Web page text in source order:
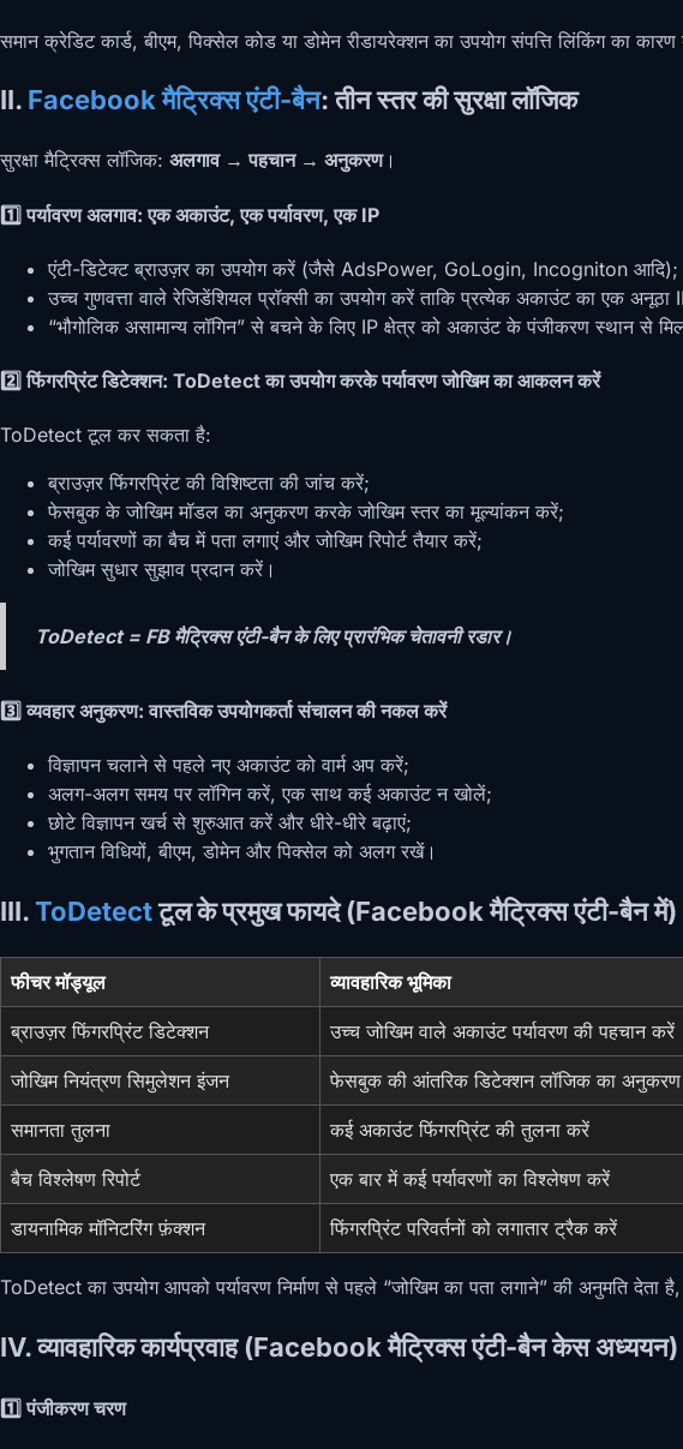
समान क्रेडिट कार्ड, बीएम, पिक्सेल कोड या डोमेन रीडायरेक्शन का उपयोग संपत्ति लिंकिंग का
II. Facebook मैट्रिक्स एंटी-बैन: तीन स्तर की सुरक्षा लॉजिक
सुरक्षा मैट्रिक्स लॉजिक: अलगाव → पहचान → अनुकरण।
1️⃣ पर्यावरण अलगाव: एक अकाउंट, एक पर्यावरण, एक IP
एंटी-डिटेक्ट ब्राउज़र का उपयोग करें (जैसे AdsPower, GoLogin, Incogniton आदि);
उच्च गुणवत्ता वाले रेजिडेंशियल प्रॉक्सी का उपयोग करें ताकि प्रत्येक अकाउंट का एक अनूठा
“भौगोलिक असामान्य लॉगिन” से बचने के लिए IP क्षेत्र को अकाउंट के पंजीकरण स्थान से
2️⃣ फिंगरप्रिंट डिटेक्शन: ToDetect का उपयोग करके पर्यावरण जोखिम का आकलन करें
ToDetect टूल कर सकता है:
ब्राउज़र फिंगरप्रिंट की विशिष्टता की जांच करें;
फेसबुक के जोखिम मॉडल का अनुकरण करके जोखिम स्तर का मूल्यांकन करें;
कई पर्यावरणों का बैच में पता लगाएं और जोखिम रिपोर्ट तैयार करें;
जोखिम सुधार सुझाव प्रदान करें।
ToDetect = FB मैट्रिक्स एंटी-बैन के लिए प्रारंभिक चेतावनी रडार।
3️⃣ व्यवहार अनुकरण: वास्तविक उपयोगकर्ता संचालन की नकल करें
विज्ञापन चलाने से पहले नए अकाउंट को वार्म अप करें;
अलग-अलग समय पर लॉगिन करें, एक साथ कई अकाउंट न खोलें;
छोटे विज्ञापन खर्च से शुरुआत करें और धीरे-धीरे बढ़ाएं;
भुगतान विधियों, बीएम, डोमेन और पिक्सेल को अलग रखें।
III.ToDetectटूल के प्रमुख फायदे (Facebook मैट्रिक्स एंटी-बैन में)
फीचर मॉड्यूल व्यावहारिक भूमिका
ब्राउज़र फिंगरप्रिंट डिटेक्शन उच्च जोखिम वाले अकाउंट पर्यावरण की पहचान करें
जोखिम नियंत्रण सिमुलेशन इंजन फेसबुक की आंतरिक डिटेक्शन लॉजिक का
समानता तुलना कई अकाउंट फिंगरप्रिंट की तुलना करें
बैच विश्लेषण रिपोर्ट एक बार में कई पर्यावरणों का विश्लेषण करें
डायनामिक मॉनिटरिंग फ़ंक्शन फिंगरप्रिंट परिवर्तनों को लगातार ट्रैक करें
ToDetect का उपयोग आपको पर्यावरण निर्माण से पहले “जोखिम का पता लगाने” की अनुमति देता
IV. व्यावहारिक कार्यप्रवाह (Facebook मैट्रिक्स एंटी-बैन केस अध्ययन)
1️⃣ पंजीकरण चरण